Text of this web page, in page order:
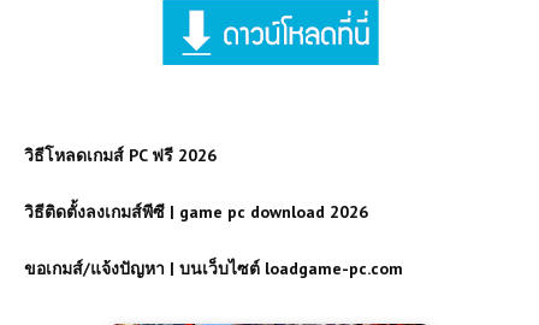
วิธีโหลดเกมส์ PC ฟรี 2026
วิธีติดตั้งลงเกมส์พีซี | game pc download 2026
ขอเกมส์/แจ้งปัญหา | บนเว็บไซต์ loadgame-pc.com